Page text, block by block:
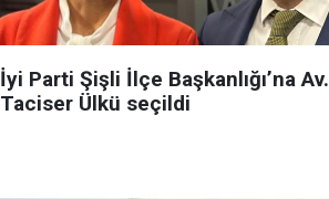
İyi Parti Şişli İlçe Başkanlığı’na Av.
Taciser Ülkü seçildi